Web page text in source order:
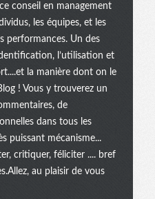
conseil en management
les équipes, et les
performances. Un des
l’utilisation et
la manière dont on le
! Vous y trouverez un
de
dans tous les
puissant mécanisme...
critiquer, féliciter .... bref
au plaisir de vous